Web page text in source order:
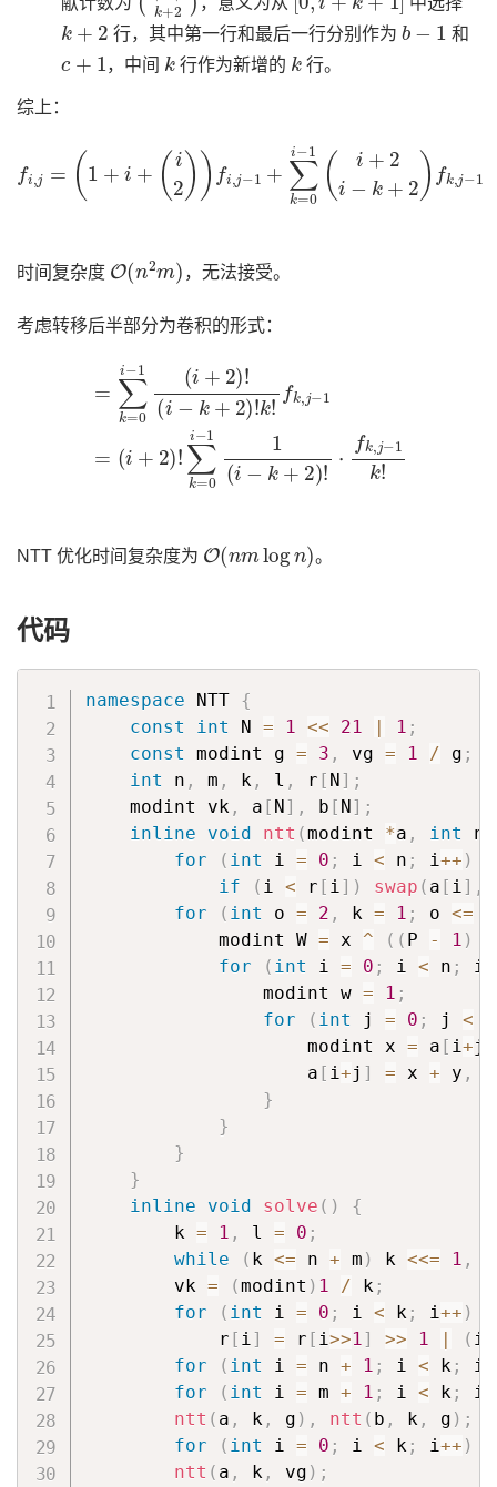
k
行，其中第一行和最后一行分别作为
b 1
和
，中间
k
行作为新增的
k
行。
综上：
( fi j− 1 1 i 2i j
时间复杂度
O( 2 )
，无法接受。
考虑转移后半部分为卷积的形式：
= 0 + − k
∑ − − k
NTT 优化时间复杂度为
O( log
。
代码
namespace NTT {
const
int N = 1 << 21 1 ;
const modint g = 3 , vg = 1 / g ;
int n , m , k, l , r [ N ] ;
    modint vk
, a [ N ] , b [ N ] ;
inline
void ntt (modint *a , int n
for
( int i = 0 ; i < n ; i++ )
if
( i < r [ i] ) swap ( a [ i] ,
for
( int o = 2 , k = 1 ; o <=
            modint W
= x ^ ( ( P - 1 )
for
( int i = 0 ; i < n ; i
                modint w
= 1 ;
for
( int j = 0 ; j <
                    modint x
= a [ i+j
                    a
[ i+j ] = x + y ,
}
}
}
}
inline
void solve ( )
{
        k
= 1 , l = 0 ;
while
( k <= n + m ) k <<= 1 ,
        vk
= (modint ) 1 / k;
for
( int i = 0 ; i < k; i++ )
            r
[ i] = r [ i>>1] >> 1 ( i
for
( int i = n + 1 ; i < k; i
for
( int i = m + 1 ; i < k; i
ntt ( a , k, g ) , ntt ( b , k, g ) ;
for
( int i = 0 ; i < k; i++ )
ntt ( a , k, vg ) ;